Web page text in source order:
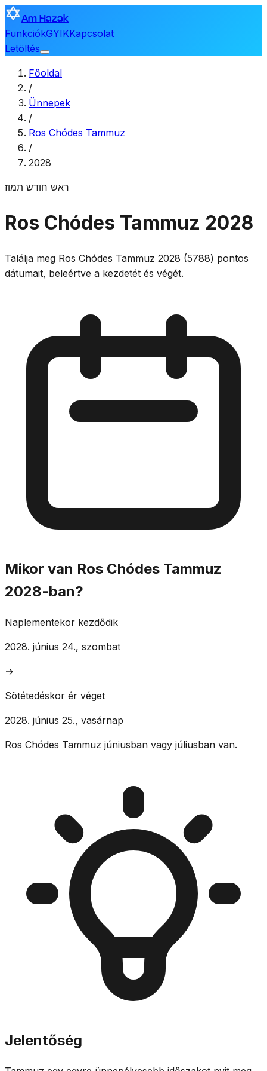
Am Hazak
FunkciókGYIKKapcsolat
Letöltés
Főoldal
/
Ünnepek
/
Ros Chódes Tammuz
/
2028
ראש חודש תמוז
Ros Chódes Tammuz 2028
Találja meg Ros Chódes Tammuz 2028 (5788) pontos
dátumait, beleértve a kezdetét és végét.
Mikor van Ros Chódes Tammuz
2028-ban?
Naplementekor kezdődik
2028. június 24., szombat
→
Sötétedéskor ér véget
2028. június 25., vasárnap
Ros Chódes Tammuz júniusban vagy júliusban van.
Jelentőség